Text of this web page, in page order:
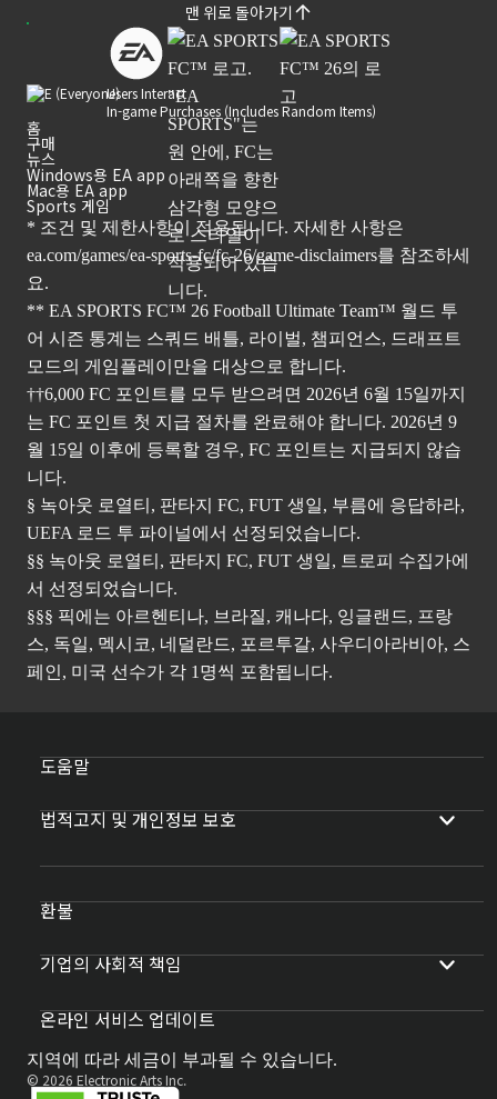
맨 위로 돌아가기
Users Interact
In-game Purchases (Includes Random Items)
홈
구매
뉴스
Windows용 EA app
Mac용 EA app
Sports 게임
* 조건 및 제한사항이 적용됩니다. 자세한 사항은
ea.com/games/ea-sports-fc/fc-26/game-disclaimers를 참조하세
요.
** EA SPORTS FC™ 26 Football Ultimate Team™ 월드 투
어 시즌 통계는 스쿼드 배틀, 라이벌, 챔피언스, 드래프트
모드의 게임플레이만을 대상으로 합니다.
††6,000 FC 포인트를 모두 받으려면 2026년 6월 15일까지
는 FC 포인트 첫 지급 절차를 완료해야 합니다. 2026년 9
월 15일 이후에 등록할 경우, FC 포인트는 지급되지 않습
니다.
§ 녹아웃 로열티, 판타지 FC, FUT 생일, 부름에 응답하라,
UEFA 로드 투 파이널에서 선정되었습니다.
§§ 녹아웃 로열티, 판타지 FC, FUT 생일, 트로피 수집가에
서 선정되었습니다.
§§§ 픽에는 아르헨티나, 브라질, 캐나다, 잉글랜드, 프랑
스, 독일, 멕시코, 네덜란드, 포르투갈, 사우디아라비아, 스
페인, 미국 선수가 각 1명씩 포함됩니다.
도움말
법적고지 및 개인정보 보호
환불
기업의 사회적 책임
온라인 서비스 업데이트
지역에 따라 세금이 부과될 수 있습니다.
© 2026 Electronic Arts Inc.